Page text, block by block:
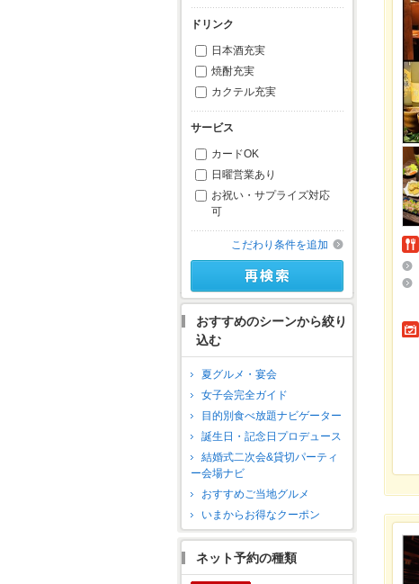
ドリンク
日本酒充実
焼酎充実
カクテル充実
サービス
カードOK
日曜営業あり
お祝い・サプライズ対応
可
こだわり条件を追加
おすすめのシーンから絞り
込む
夏グルメ・宴会
女子会完全ガイド
目的別食べ放題ナビゲーター
誕生日・記念日プロデュース
結婚式二次会&貸切パーティ
ー会場ナビ
おすすめご当地グルメ
いまからお得なクーポン
ネット予約の種類